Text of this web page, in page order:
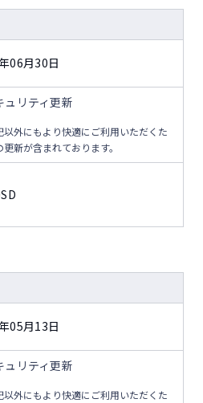
06月30日
ュリティ更新
以外にもより快適にご利用いただくた
更新が含まれております。
05月13日
ュリティ更新
以外にもより快適にご利用いただくた